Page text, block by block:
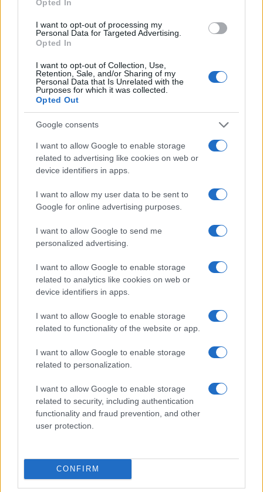
Opted In
I want to opt-out of processing my
Personal Data for Targeted Advertising.
Opted In
I want to opt-out of Collection, Use,
Retention, Sale, and/or Sharing of my
Personal Data that Is Unrelated with the
Purposes for which it was collected.
Opted Out
Google consents
I want to allow Google to enable storage
related to advertising like cookies on web or
device identifiers in apps.
I want to allow my user data to be sent to
Google for online advertising purposes.
I want to allow Google to send me
personalized advertising.
I want to allow Google to enable storage
related to analytics like cookies on web or
device identifiers in apps.
I want to allow Google to enable storage
related to functionality of the website or app.
I want to allow Google to enable storage
related to personalization.
I want to allow Google to enable storage
related to security, including authentication
functionality and fraud prevention, and other
user protection.
CONFIRM
Mario Malu
Paolo Pinna
Martina Agostina Diturco
I nostri cari
I nostri cari
Giovannimaria Cabras